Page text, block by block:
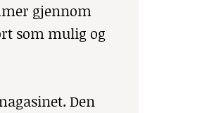
gjennom
som mulig og
Den